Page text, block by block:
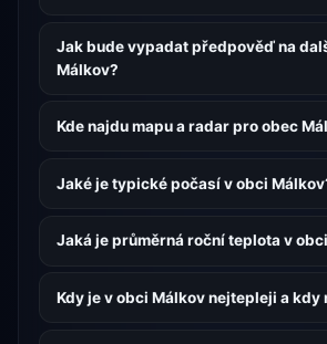
Jak bude vypadat předpověď na
Málkov?
Kde najdu mapu a radar pro obec
Jaké je typické počasí v obci
Jaká je průměrná roční teplota v
Kdy je v obci Málkov nejtepleji a kdy